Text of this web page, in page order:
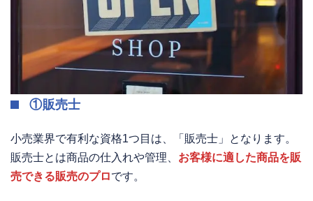
①販売士
小売業界で有利な資格1つ目は、「販売士」となります。
販売士とは商品の仕入れや管理、 お客様に適した商品を販
売できる販売のプロです。